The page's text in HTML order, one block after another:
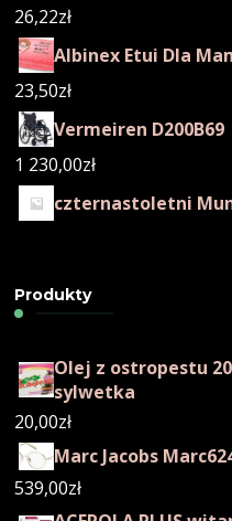
26,22zł
Albinex Etui Dla
23,50zł
Vermeiren D200B69
1 230,00zł
czternastoletni
Produkty
Olej z ostropestu
sylwetka
20,00zł
Marc Jacobs
539,00zł